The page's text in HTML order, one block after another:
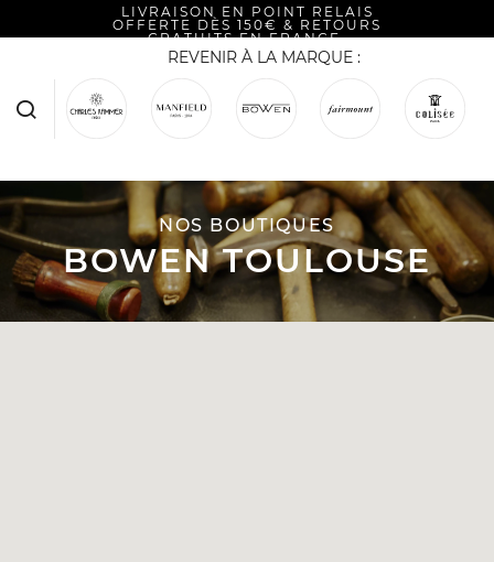
LIVRAISON EN POINT RELAIS
OFFERTE DÈS 150€ & RETOURS
GRATUITS EN FRANCE.
REVENIR À LA MARQUE :
NOS BOUTIQUES
BOWEN TOULOUSE